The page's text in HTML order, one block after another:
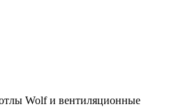
Wolf и вентиляционные